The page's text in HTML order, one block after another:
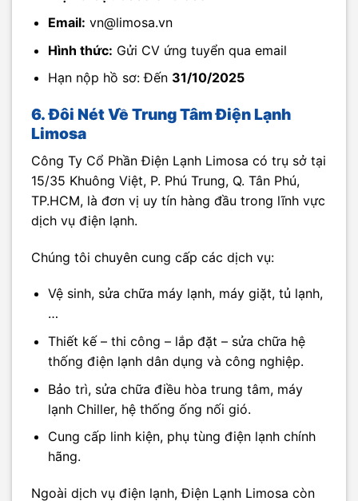
Email: vn@limosa.vn
Hình thức: Gửi CV ứng tuyển qua email
Hạn nộp hồ sơ: Đến 31/10/2025
6. Đôi Nét Về Trung Tâm Điện Lạnh
Limosa
Công Ty Cổ Phần Điện Lạnh Limosa có trụ sở tại
15/35 Khuông Việt, P. Phú Trung, Q. Tân Phú,
TP.HCM, là đơn vị uy tín hàng đầu trong lĩnh vực
dịch vụ điện lạnh.
Chúng tôi chuyên cung cấp các dịch vụ:
Vệ sinh, sửa chữa máy lạnh, máy giặt, tủ lạnh,
…
Thiết kế – thi công – lắp đặt – sửa chữa hệ
thống điện lạnh dân dụng và công nghiệp.
Bảo trì, sửa chữa điều hòa trung tâm, máy
lạnh Chiller, hệ thống ống nối gió.
Cung cấp linh kiện, phụ tùng điện lạnh chính
hãng.
Ngoài dịch vụ điện lạnh, Điện Lạnh Limosa còn